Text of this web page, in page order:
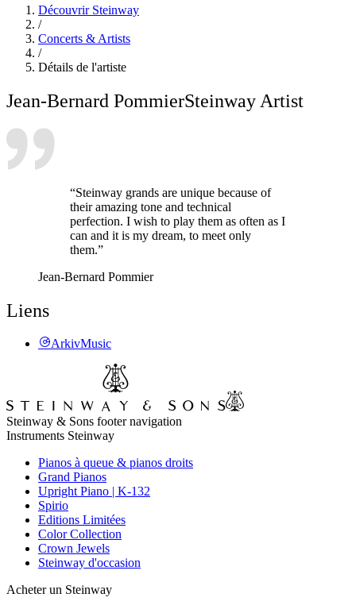
Découvrir Steinway
/
Concerts & Artists
/
Détails de l'artiste
Jean-Bernard PommierSteinway Artist
“Steinway grands are unique because of
their amazing tone and technical
perfection. I wish to play them as often as I
can and it is my dream, to meet only
them.”
Jean-Bernard Pommier
Liens
ArkivMusic
Steinway & Sons footer navigation
Instruments Steinway
Pianos à queue & pianos droits
Grand Pianos
Upright Piano | K-132
Spirio
Editions Limitées
Color Collection
Crown Jewels
Steinway d'occasion
Acheter un Steinway